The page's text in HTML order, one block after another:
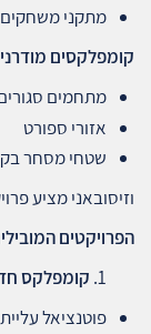
מתקני משחקים
קומפלקסים
מתחמים
אזורי ספורט
שטחי מסחר
וזיסובאני מציע
הפרויקטים
קומפלקס
פוטנציאל